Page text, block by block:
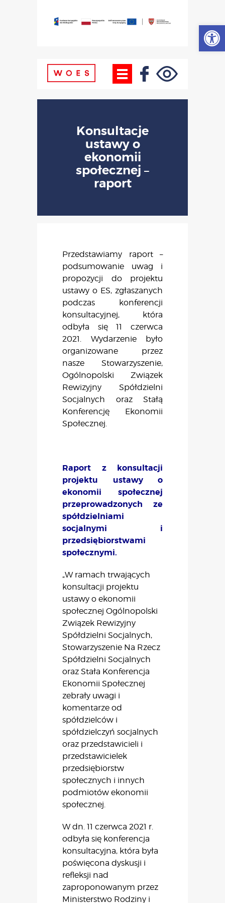
Konsultacje
ustawy o
ekonomii
społecznej –
raport
Przedstawiamy raport –
podsumowanie uwag i
propozycji do projektu
ustawy o ES, zgłaszanych
podczas konferencji
konsultacyjnej, która
odbyła się 11 czerwca
2021. Wydarzenie było
organizowane przez
nasze Stowarzyszenie,
Ogólnopolski Związek
Rewizyjny Spółdzielni
Socjalnych oraz Stałą
Konferencję Ekonomii
Społecznej.
Raport z konsultacji
projektu ustawy o
ekonomii społecznej
przeprowadzonych ze
spółdzielniami
socjalnymi i
przedsiębiorstwami
społecznymi.
„W ramach trwających
konsultacji projektu
ustawy o ekonomii
społecznej Ogólnopolski
Związek Rewizyjny
Spółdzielni Socjalnych,
Stowarzyszenie Na Rzecz
Spółdzielni Socjalnych
oraz Stała Konferencja
Ekonomii Społecznej
zebrały uwagi i
komentarze od
spółdzielców i
spółdzielczyń socjalnych
oraz przedstawicieli i
przedstawicielek
przedsiębiorstw
społecznych i innych
podmiotów ekonomii
społecznej.
W dn. 11 czerwca 2021 r.
odbyła się konferencja
konsultacyjna, która była
poświęcona dyskusji i
refleksji nad
zaproponowanym przez
Ministerstwo Rodziny i